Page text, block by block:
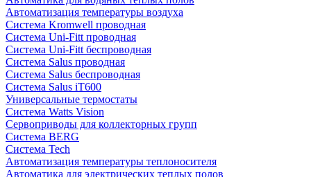
Автоматизация температуры воздуха
Система Kromwell проводная
Система Uni-Fitt проводная
Система Uni-Fitt беспроводная
Система Salus проводная
Система Salus беспроводная
Система Salus iT600
Универсальные термостаты
Система Watts Vision
Сервоприводы для коллекторных групп
Система BERG
Система Tech
Автоматизация температуры теплоносителя
Автоматика для электрических теплых полов